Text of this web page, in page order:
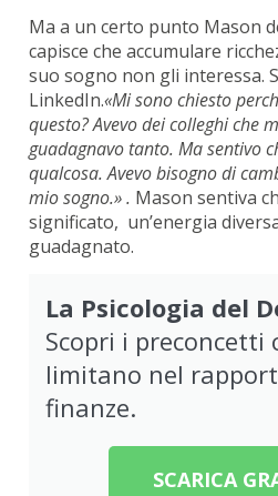
Ma a un certo punto Mason
capisce che accumulare
suo sogno non gli interessa.
LinkedIn.«Mi sono chiesto
questo? Avevo dei colleghi che
guadagnavo tanto. Ma sentivo
qualcosa. Avevo bisogno di
mio sogno.» . Mason sentiva
significato, un’energia
guadagnato.
La Psicologia del
Scopri i preconcetti
limitano nel
finanze.
SCARICA